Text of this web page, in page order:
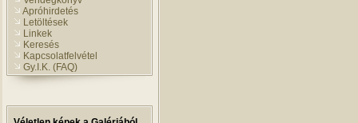
Apróhirdetés
Letöltések
Linkek
Keresés
Kapcsolatfelvétel
Gy.I.K. (FAQ)